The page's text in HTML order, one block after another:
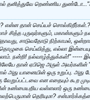
தனித்துவே றெண்ணிய
என்ன தான் செய்யச்
புருஷர்களும், மகான்களும்
சாடுவதோடு நிற்காமல்,
செய்வித்து, எல்லா
நன்றி! நல்வாழ்த்துக்கள்!” -----
தான் ஏபிஜெ அருள் அவர்களின்
யானையின் ஒரு உறுப்பு. அது
வேறுப்பட்டவை என எதையும் கூற
உண்மையறிய வள்ளலார் ஒரு
தெரியுமா?